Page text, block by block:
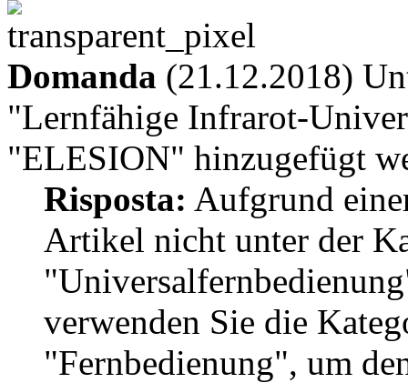
Domanda (21.12.2018)
"Lernfähige Infrarot-
"ELESION" hinzugefügt
Risposta: Aufgrund
Artikel nicht unter der
verwenden Sie die
"Fernbedienung", um